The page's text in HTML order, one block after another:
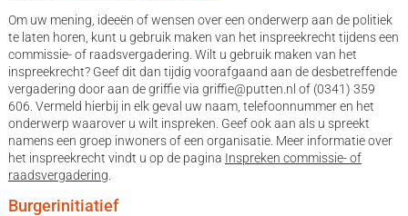
Om uw mening, ideeën of wensen over een onderwerp aan de politiek
te laten horen, kunt u gebruik maken van het inspreekrecht tijdens een
commissie- of raadsvergadering. Wilt u gebruik maken van het
inspreekrecht? Geef dit dan tijdig voorafgaand aan de desbetreffende
vergadering door aan de griffie via griffie@putten.nl of (0341) 359
606. Vermeld hierbij in elk geval uw naam, telefoonnummer en het
onderwerp waarover u wilt inspreken. Geef ook aan als u spreekt
namens een groep inwoners of een organisatie. Meer informatie over
het inspreekrecht vindt u op de pagina Inspreken commissie- of
raadsvergadering
Burgerinitiatief